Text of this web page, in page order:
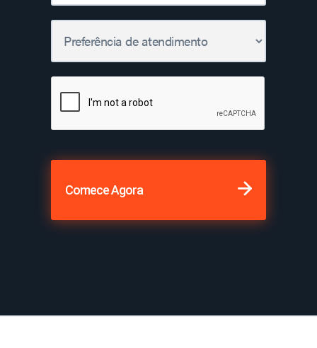
Comece Agora